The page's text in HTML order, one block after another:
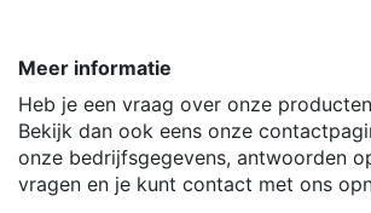
Meer informatie
Heb je een vraag over onze
Bekijk dan ook eens onze
onze bedrijfsgegevens, antwoorden
vragen en je kunt contact met ons